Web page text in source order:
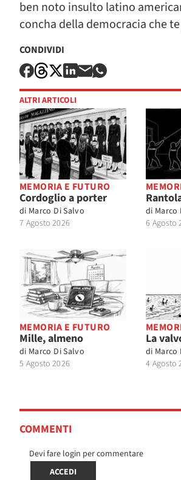
ben noto insulto latino
concha della democracia che
CONDIVIDI
ALTRI ARTICOLI
MEMORIA E FUTURO
Cordoglio a porter
di Marco Di Salvo
7 Agosto 2026
di Marco
6 Agosto
MEMORIA E FUTURO
Mille, almeno
di Marco Di Salvo
5 Agosto 2026
La
di Marco
4 Agosto
COMMENTI
Devi fare login per commentare
ACCEDI